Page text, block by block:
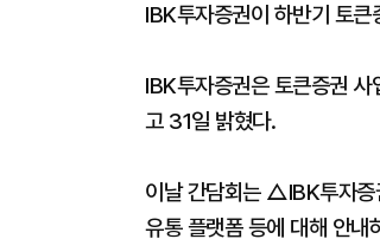
IBK투자증권이 하반기 토
IBK투자증권은 토큰증권
고 31일 밝혔다.
이날 간담회는 △IBK투자
유통 플랫폼 등에 대해 안내